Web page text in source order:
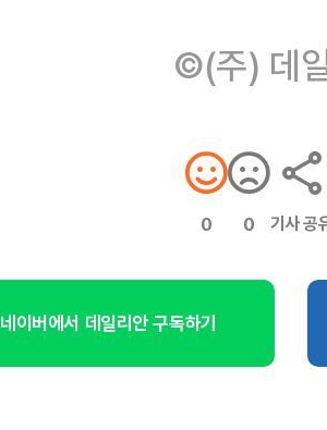
©(주) 데
0 0 기사 공
네이버에서 데일리안 구독하기